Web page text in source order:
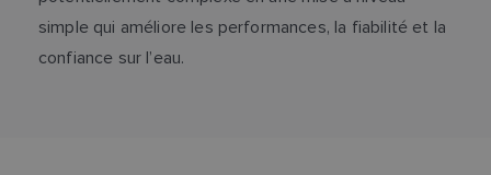
simple qui améliore les performances, la fiabilité et la
confiance sur l’eau.